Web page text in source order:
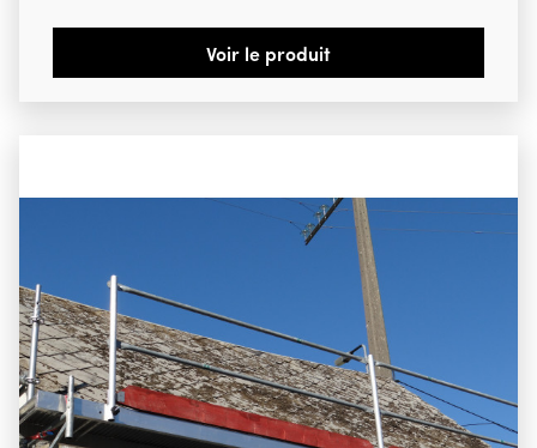
Voir le produit